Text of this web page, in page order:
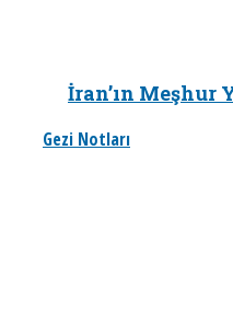
İran’ın Meşhur
Gezi Notları